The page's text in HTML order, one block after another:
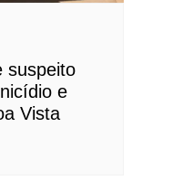
suspeito
e
Vista